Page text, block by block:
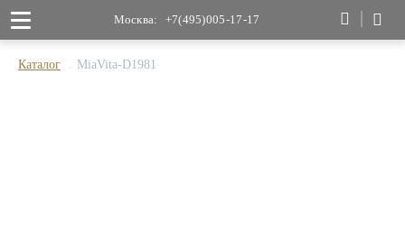
Москва: +7(495)005-17-17
Каталог MiaVita-D1981